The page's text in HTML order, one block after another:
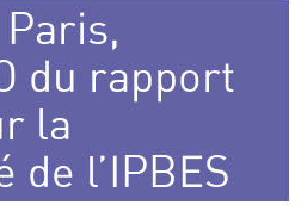
du rapport
la
de l’IPBES